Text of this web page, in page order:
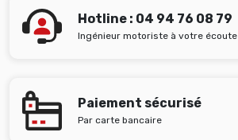
Hotline : 04 94 76 08 79
Ingénieur motoriste à votre écoute
Paiement sécurisé
Par carte bancaire